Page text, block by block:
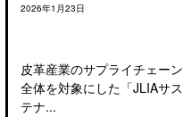
2026年1月23日
皮革産業のサプライチェーン
全体を対象にした「JLIAサス
テナ...